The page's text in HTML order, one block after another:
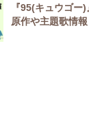
『95(キュウゴー
原作や主題歌情報